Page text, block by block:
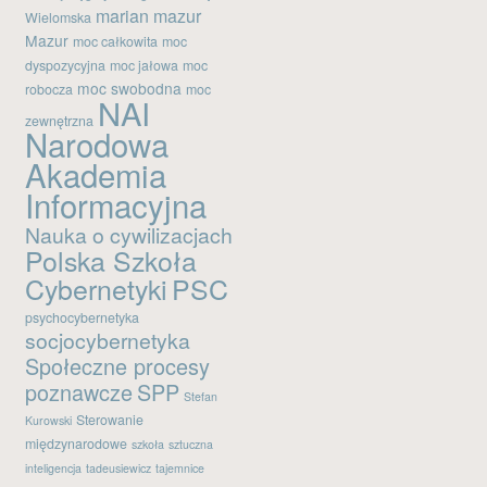
Kanał wpisów
WordPress.org
Wielomska marian mazur
Mazur moc całkowita moc
dyspozycyjna moc jałowa moc
robocza moc swobodna moc
zewnętrzna NAI
Narodowa
Akademia
Informacyjna
Nauka o cywilizacjach
Polska Szkoła
Cybernetyki PSC
psychocybernetyka
socjocybernetyka
Społeczne procesy
poznawcze SPP Stefan
Kurowski Sterowanie
międzynarodowe szkoła sztuczna
inteligencja tadeusiewicz tajemnice